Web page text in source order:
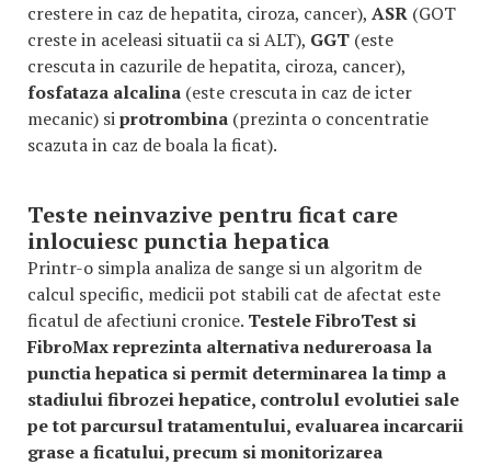
crestere in caz de hepatita, ciroza, cancer), ASR (GOT
creste in aceleasi situatii ca si ALT), GGT (este
crescuta in cazurile de hepatita, ciroza, cancer),
fosfataza alcalina (este crescuta in caz de icter
mecanic) siprotrombina (prezinta o concentratie
scazuta in caz de boala la ficat).
Teste neinvazive pentru ficat care
inlocuiesc punctia hepatica
Printr-o simpla analiza de sange si un algoritm de
calcul specific, medicii pot stabili cat de afectat este
ficatul de afectiuni cronice. Testele FibroTest si
FibroMax reprezinta alternativa nedureroasa la
punctia hepatica si permit determinarea la timp a
stadiului fibrozei hepatice, controlul evolutiei sale
pe tot parcursul tratamentului, evaluarea incarcarii
grase a ficatului, precum si monitorizarea